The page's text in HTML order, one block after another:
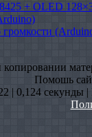
+ OLED
Помошь
| 0,124 секунды